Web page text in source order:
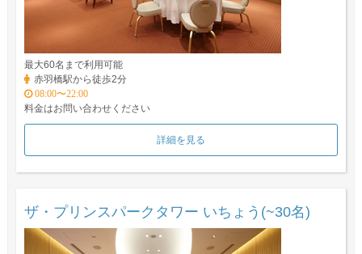
最大60名まで利用可能
赤羽橋駅から徒歩2分
08:00〜22:00
料金はお問い合わせください
詳細を見る
ザ・プリンスパークタワー いちょう(~30名)